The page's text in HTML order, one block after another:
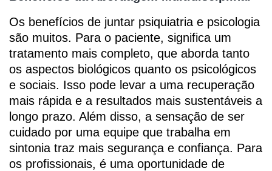
Os benefícios de juntar psiquiatria e psicologia
são muitos. Para o paciente, significa um
tratamento mais completo, que aborda tanto
os aspectos biológicos quanto os psicológicos
e sociais. Isso pode levar a uma recuperação
mais rápida e a resultados mais sustentáveis a
longo prazo. Além disso, a sensação de ser
cuidado por uma equipe que trabalha em
sintonia traz mais segurança e confiança. Para
os profissionais, é uma oportunidade de